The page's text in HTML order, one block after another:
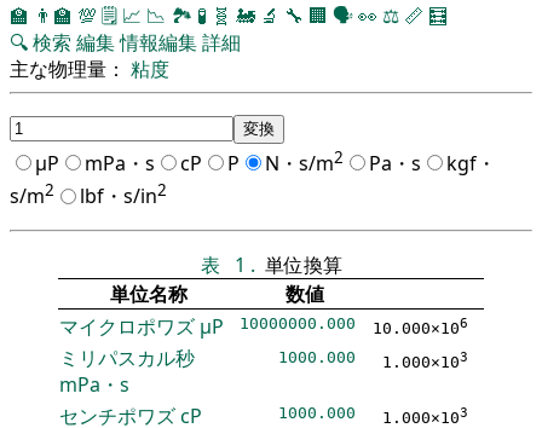
🏫 👨‍🏫 💯 🗒️ 📈 📉 🏞 🧪 🧬 🚂 🔬 🔧 🏢 🗣️👀 ⚖️ 📏 🧮
🔍検索 編集情報編集詳細
主な物理量： 粘度
μP mPa・s cP P N・s/m2 Pa・s
kgf・
s/m2 lbf・s/in2
表 1 . 単位換算
単位名称
数値
マイクロポワズ μP 10000000.000 10.000×106
ミリパスカル秒
mPa・s
1000.000 1.000×103
センチポワズcP 1000.000 1.000×103